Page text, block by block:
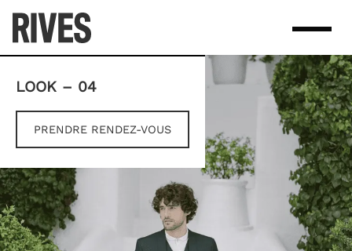
content
LOOK – 04
PRENDRE RENDEZ-VOUS